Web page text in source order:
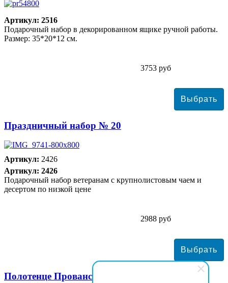
Артикул: 2516
Подарочный набор в декорированном ящике ручной работы.
Размер: 35*20*12 см.
3753 руб
Праздничный набор № 20
Артикул: 2426
Артикул: 2426
Подарочный набор ветеранам с крупнолистовым чаем и
десертом по низкой цене
2988 руб
Полотенце Прованс хлопок 50*70 см